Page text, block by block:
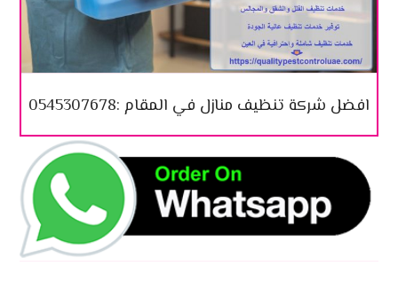
افضل شركة تنظيف منازل في المقام :0545307678